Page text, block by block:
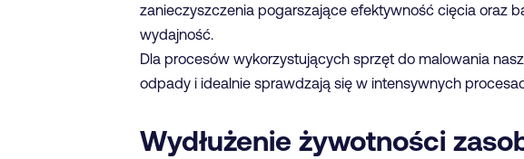
zanieczyszczenia pogarszające efektywność cięcia oraz
wydajność.
Dla procesów wykorzystujących sprzęt do malowania
odpady i idealnie sprawdzają się w intensywnych
Wydłużenie żywotności